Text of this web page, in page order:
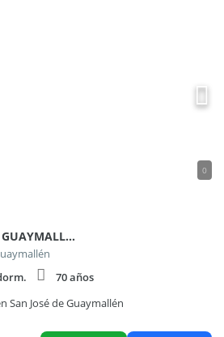
0
ALBERDI, SAN JOSÉ DE GUAYMALLÉN
70 años
San José de Guaymallén